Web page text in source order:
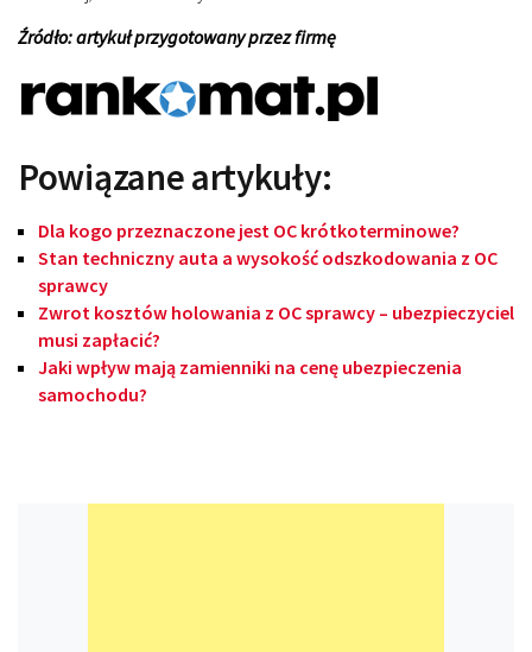
Źródło: artykuł przygotowany przez firmę
Powiązane artykuły:
Dla kogo przeznaczone jest OC krótkoterminowe?
Stan techniczny auta a wysokość odszkodowania z OC
sprawcy
Zwrot kosztów holowania z OC sprawcy – ubezpieczyciel
musi zapłacić?
Jaki wpływ mają zamienniki na cenę ubezpieczenia
samochodu?